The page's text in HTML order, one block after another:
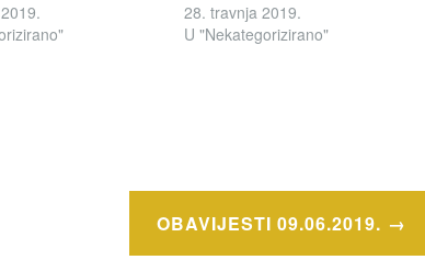
28. travnja 2019.
U "Nekategorizirano"
OBAVIJESTI 09.06.2019.